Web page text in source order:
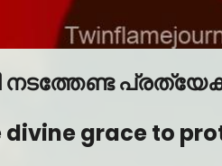
നടത്തേണ്ട
divine grace to